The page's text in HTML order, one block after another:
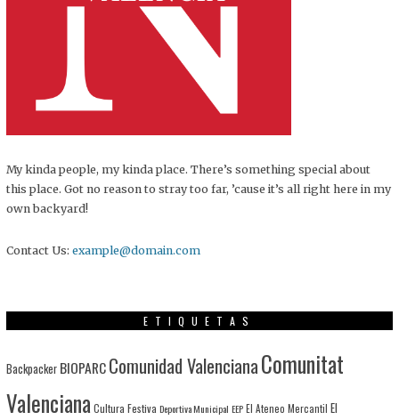
My kinda people, my kinda place. There’s something special about
this place. Got no reason to stray too far, ’cause it’s all right here in my
own backyard!
Contact Us: example@domain.com
ETIQUETAS
Backpacker BIOPARCComunidad ValencianaComunitat
Valenciana Cultura Festiva Deportiva Municipal EEP El Ateneo Mercantil El